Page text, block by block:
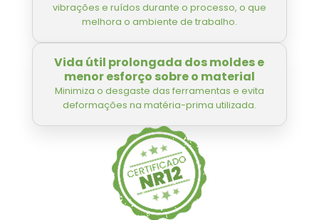
vibrações e ruídos durante o processo, o que
melhora o ambiente de trabalho.
Vida útil prolongada dos moldes e
menor esforço sobre o material
Minimiza o desgaste das ferramentas e evita
deformações na matéria-prima utilizada.